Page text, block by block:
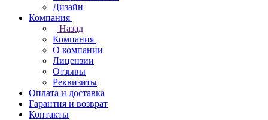
Дизайн
Компания
Назад
Компания
О компании
Лицензии
Отзывы
Реквизиты
Оплата и доставка
Гарантия и возврат
Контакты